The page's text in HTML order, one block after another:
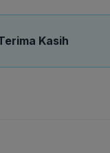
Kasih